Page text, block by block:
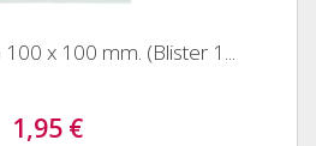
x 100 mm. (Blister 1...
1,95 €